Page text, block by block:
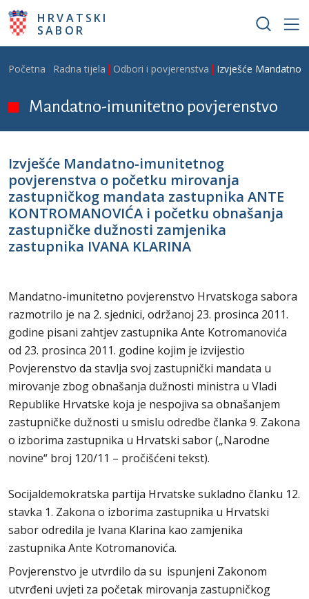
Skoči na glavni sadržaj
HRVATSKI
SABOR
Breadcrumb
Početna Radna tijela Odbori i povjerenstva Izvješće Mandatno-
Mandatno-imunitetno povjerenstvo
Izvješće Mandatno-imunitetnog
povjerenstva o početku mirovanja
zastupničkog mandata zastupnika ANTE
KONTROMANOVIĆA i početku obnašanja
zastupničke dužnosti zamjenika
zastupnika IVANA KLARINA
Mandatno-imunitetno povjerenstvo Hrvatskoga sabora
razmotrilo je na 2. sjednici, održanoj 23. prosinca 2011.
godine pisani zahtjev zastupnika Ante Kotromanovića
od 23. prosinca 2011. godine kojim je izvijestio
Povjerenstvo da stavlja svoj zastupnički mandata u
mirovanje zbog obnašanja dužnosti ministra u Vladi
Republike Hrvatske koja je nespojiva sa obnašanjem
zastupničke dužnosti u smislu odredbe članka 9. Zakona
o izborima zastupnika u Hrvatski sabor („Narodne
novine“ broj 120/11 – pročišćeni tekst).
Socijaldemokratska partija Hrvatske sukladno članku 12.
stavka 1. Zakona o izborima zastupnika u Hrvatski
sabor odredila je Ivana Klarina kao zamjenika
zastupnika Ante Kotromanovića.
Povjerenstvo je utvrdilo da su ispunjeni Zakonom
utvrđeni uvjeti za početak mirovanja zastupničkog